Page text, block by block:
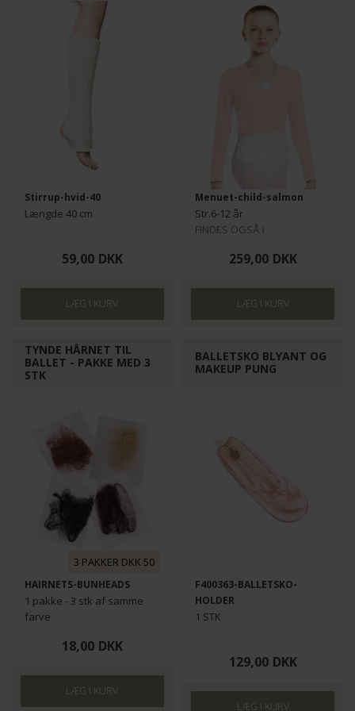
Stirrup-hvid-40
Længde 40 cm
59,00 DKK
Menuet-child-salmon
Str.6-12 år
FINDES OGSÅ I
259,00 DKK
TYNDE HÅRNET TIL
BALLET - PAKKE MED 3
STK
3 PAKKER DKK 50
HAIRNETS-BUNHEADS
1 pakke - 3 stk af samme
farve
18,00 DKK
BALLETSKO BLYANT OG
MAKEUP PUNG
F400363-BALLETSKO-
HOLDER
1 STK
129,00 DKK